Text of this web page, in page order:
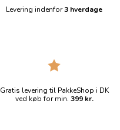
Levering indenfor3 hverdage
Gratis levering til PakkeShop i DK
ved køb for min. 399 kr.